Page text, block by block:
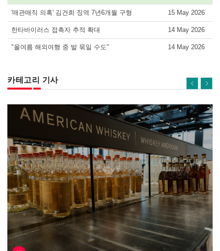
'매관매직 의혹' 김건희 징역 7년6개월 구형 15 May 2026
한타바이러스 접촉자 추적 확대 14 May 2026
"올여름 해외여행 중 발 묶일 수도" 14 May 2026
카테고리 기사